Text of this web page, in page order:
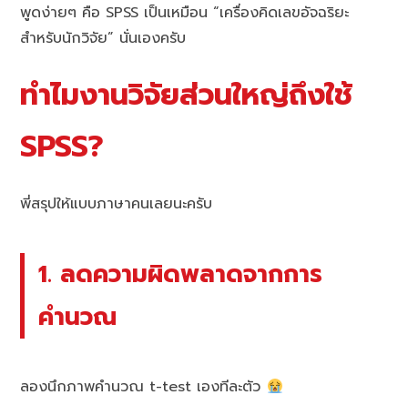
พูดง่ายๆ คือ SPSS เป็นเหมือน “เครื่องคิดเลขอัจฉริยะ
สำหรับนักวิจัย” นั่นเองครับ
ทำไมงานวิจัยส่วนใหญ่ถึงใช้
SPSS?
พี่สรุปให้แบบภาษาคนเลยนะครับ
1. ลดความผิดพลาดจากการ
คำนวณ
ลองนึกภาพคำนวณ t-test เองทีละตัว